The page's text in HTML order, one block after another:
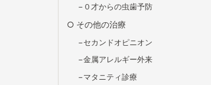
０才からの虫歯予防
その他の治療
セカンドオピニオン
金属アレルギー外来
マタニティ診療